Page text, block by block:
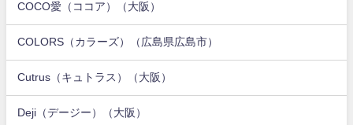
COCO愛（ココア）（大阪）
COLORS（カラーズ）（広島県広島市）
Cutrus（キュトラス）（大阪）
Deji（デージー）（大阪）